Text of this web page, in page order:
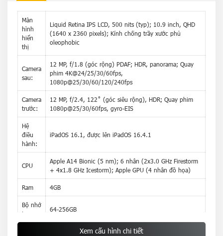
Màn
hình
hiển
thị
Liquid Retina IPS LCD, 500 nits (typ); 10.9 inch, QHD
(1640 x 2360 pixels); Kính chống trầy xước phủ
oleophobic
Camera
sau:
12 MP, f/1.8 (góc rộng) PDAF; HDR, panorama; Quay
phim 4K@24/25/30/60fps,
1080p@25/30/60/120/240fps
Camera
trước:
12 MP, f/2.4, 122˚ (góc siêu rộng), HDR; Quay phim
1080p@25/30/60fps, gyro-EIS
Hệ
điều
hành:
iPadOS 16.1, được lên iPadOS 16.4.1
CPU
Apple A14 Bionic (5 nm); 6 nhân (2x3.0 GHz Firestorm
+ 4x1.8 GHz Icestorm); Apple GPU (4 nhân đồ họa)
Ram 4GB
Bộ nhớ
trong
64-256GB
Xem cấu hình chi tiết